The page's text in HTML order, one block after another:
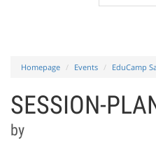
Homepage Events EduCamp
SESSION-
by